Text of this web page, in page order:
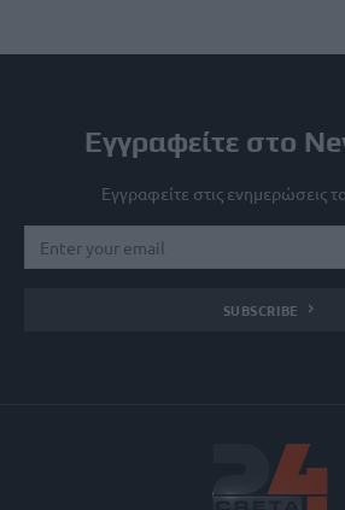
Εγγραφείτε στο
Εγγραφείτε στις ενημερώσεις
SUBSCRIBE